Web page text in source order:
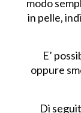
modo
in pelle,
E’
oppure
Di